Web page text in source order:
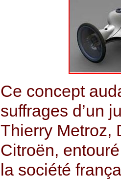
Ce concept
suffrages d’un
Thierry Metroz,
Citroën,
la société